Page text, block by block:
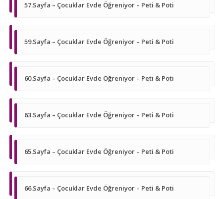
57.Sayfa – Çocuklar Evde Öğreniyor – Peti & Poti
59.Sayfa – Çocuklar Evde Öğreniyor – Peti & Poti
60.Sayfa – Çocuklar Evde Öğreniyor – Peti & Poti
63.Sayfa – Çocuklar Evde Öğreniyor – Peti & Poti
65.Sayfa – Çocuklar Evde Öğreniyor – Peti & Poti
66.Sayfa – Çocuklar Evde Öğreniyor – Peti & Poti